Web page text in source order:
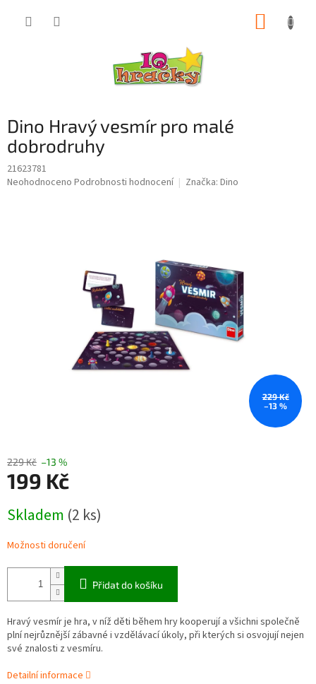
Dino Hravý vesmír pro malé
dobrodruhy
21623781
Průměrné
Neohodnoceno Podrobnosti hodnocení Značka: Dino
229 Kč
–13 %
229 Kč –13 %
199 Kč
cena:
Skladem (2 ks)
Možnosti doručení
Přidat do košíku
Hravý vesmír je hra, v níž děti během hry kooperují a všichni společně
plní nejrůznější zábavné i vzdělávací úkoly, při kterých si osvojují nejen
své znalosti z vesmíru.
Detailní informace